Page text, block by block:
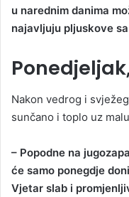
u narednim danima
najavljuju pljuskove
Nakon vedrog i
sunčano i toplo uz
– Popodne na
će samo ponegdje
Vjetar slab i